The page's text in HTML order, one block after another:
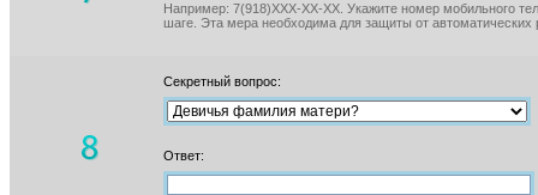
Например: 7(918)XXX-XX-XX. Укажите номер мобильного
шаге. Эта мера необходима для защиты от автоматических
Секретный вопрос:
Ответ: